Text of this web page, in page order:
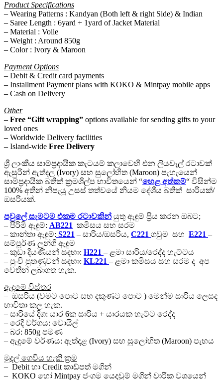
Product Specifications
– Wearing Patterns : Kandyan (Both left & right Side) & Indian
– Saree Length : 6yard + 1yard of Jacket Material
– Material : Voile
– Weight : Around 850g
– Color : Ivory & Maroon
Payment Options
– Debit & Credit card payments
– Installment Payment plans with KOKO & Mintpay mobile apps
– Cash on Delivery
Other
– Free “Gift wrapping” options available for sending gifts to your
loved ones
– Worldwide Delivery facilities
– Island-wide Free Delivery
ශ්‍රී ලාංකීය සාම්ප්‍රදායික කැටයම් කලාවෙහි එන ලියවැල් රටාවක්
ඇසුරින් ඇත්දල (Ivory) සහ සුලෝහිත (Maroon) පැහැයෙන්
සාම්ප්‍රදායික බතික් ක්‍රමශිල්ප භාවිතයෙන් “හෙළ අත්කම්“ විසින්ම
100% අතින් නිපැයූ උසස් තත්වයේ නියම දේශීය බතික් සාරියක්/
ඔසරියක්.
පවුලේ සැමටම එකම රටාවකින් යුතු ඇඳුම් ප්‍රිය කරන ඔබට;
– පිරිමි ඇඳුම්: AB221 කමිසය සහ සරම
– කාන්තා ඇඳුම්: S221 – සාරිය/ඔසරිය, C221 ගවුම සහ E221 –
සම්පූර්ණ ලුන්ගි ඇඳුම
– කුඩා දියණියන් සඳහා: H221 – ළමා සාරිය/රෙද්ද හැට්ටය
– පුංචි පුතණුවන් සඳහා: KL221 – ළමා කමිසය සහ සරම ද අප
වෙතින් ලබාගත හැක.
ඇඳුමේ විස්තර
– ඔසරිය (වමට පොට සහ දකුණට පොට ) මෙන්ම සාරිය ලෙසද
භාවිතා කල හැක.
– සාරියේ දිග: යාර 6ක සාරිය + යාරයක හැට්ට රෙද්ද
– රෙදි වර්ගය: වොයිල්
– බර: 850g පමණ
– ඇඳුමේ වර්ණය: ඇත්දළ (Ivory) සහ සුලෝහිත (Maroon) පැහය
මුදල් ගෙවිය හැකි ක්‍රම
– Debit හා Credit කාඩ්පත් මගින්
– KOKO හෝ Mintpay ජංගම යෙදවුම් මගින් වාරික වශයෙන්